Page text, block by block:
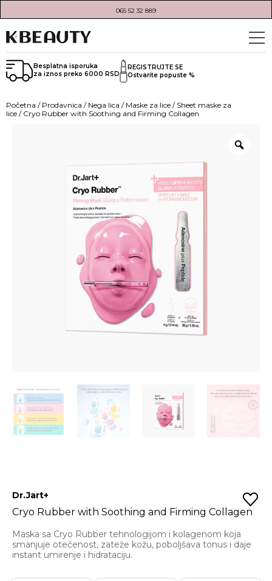
065 52 32 889
Besplatna isporuka
za iznos preko 6000 RSD
REGISTRUJTE SE
Ostvarite popuste %
Početna / Prodavnica / Nega lica / Maske za lice / Sheet maske za
lice / Cryo Rubber with Soothing and Firming Collagen
Dr.Jart+
Cryo Rubber with Soothing and Firming Collagen
Maska sa Cryo Rubber tehnologijom i kolagenom koja
smanjuje otečenost, zateže kožu, poboljšava tonus i daje
instant umirenje i hidrataciju.